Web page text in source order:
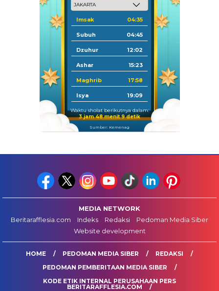
Imsak 04:35
Subuh 04:45
Dzuhur 12:02
Ashar 15:23
Maghrib 17:58
Isya 19:09
Waktu sholat berikutnya dalam:
3 jam 48 menit 9 detik
Sumber: Kemenag
MEDIA NETWORK
Beritarafflesia.com
Indeks Redaksi
Pedoman Media Siber
Website development
HOME PEDOMAN MEDIA SIBER
REDAKSI
PEDOMAN PEMBERITAAN MEDIA SIBER
KODE ETIK INTERNAL PERUSAHAAN PERS
BERITARAFFLESIA.COM